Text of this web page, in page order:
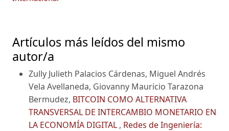
Artículos más leídos del mismo
autor/a
Zully Julieth Palacios Cárdenas, Miguel Andrés
Vela Avellaneda, Giovanny Mauricio Tarazona
Bermudez, BITCOIN COMO ALTERNATIVA
TRANSVERSAL DE INTERCAMBIO MONETARIO EN
LA ECONOMÍA DIGITAL , Redes de Ingeniería: